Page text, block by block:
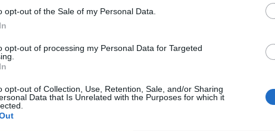
opt-out of the Sale of my Personal Data.
opt-out of processing my Personal Data for Targeted
opt-out of Collection, Use, Retention, Sale, and/or Sharing
Data that Is Unrelated with the Purposes for which it